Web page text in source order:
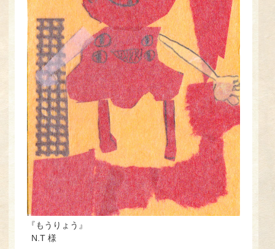
『もうりょう』
N.T 様